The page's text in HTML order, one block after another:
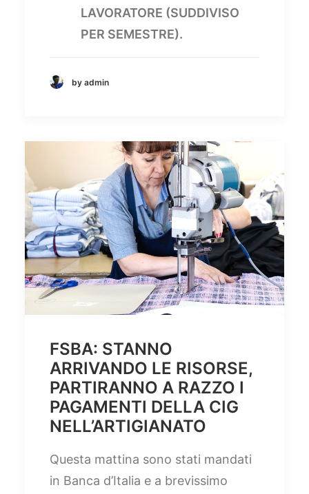
LAVORATORE (SUDDIVISO
PER SEMESTRE).
by admin
FSBA: STANNO
ARRIVANDO LE RISORSE,
PARTIRANNO A RAZZO I
PAGAMENTI DELLA CIG
NELL’ARTIGIANATO
Questa mattina sono stati mandati
in Banca d’Italia e a brevissimo